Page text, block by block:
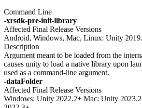
Command Line
-xrsdk-pre-init-library
Affected Final Release Versions
Android, Windows, Mac, Linux: Unity
Description
Argument meant to be loaded from the
causes unity to load a native library upon
used as a command-line argument.
-dataFolder
Affected Final Release Versions
Windows: Unity 2022.2+ Mac: Unity